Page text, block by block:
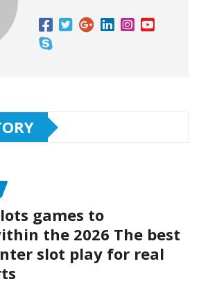
games to
the 2026 The best
slot play for real